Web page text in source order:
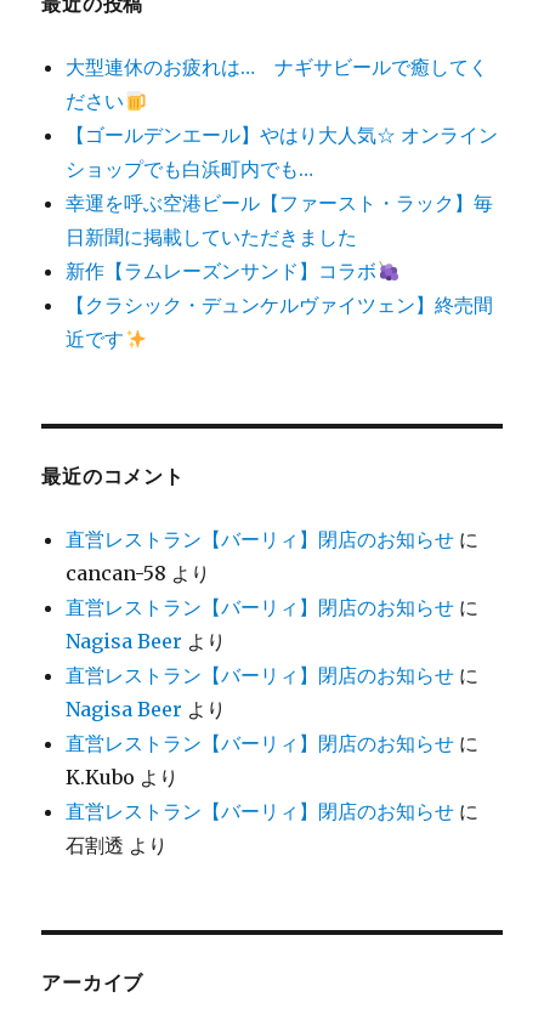
大型連休のお疲れは… ナギサビールで癒してく
ださい
【ゴールデンエール】やはり大人気☆ オンライン
ショップでも白浜町内でも…
幸運を呼ぶ空港ビール【ファースト・ラック】毎
日新聞に掲載していただきました
新作【ラムレーズンサンド】コラボ
【クラシック・デュンケルヴァイツェン】終売間
近です
最近のコメント
直営レストラン【バーリィ】閉店のお知らせ に
cancan-58 より
直営レストラン【バーリィ】閉店のお知らせ に
Nagisa Beer より
直営レストラン【バーリィ】閉店のお知らせ に
Nagisa Beer より
直営レストラン【バーリィ】閉店のお知らせ に
K.Kubo より
直営レストラン【バーリィ】閉店のお知らせ に
石割透 より
アーカイブ